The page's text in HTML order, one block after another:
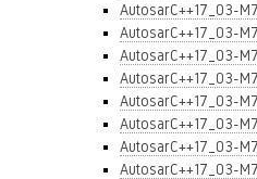
AutosarC++17_03-
AutosarC++17_03-
AutosarC++17_03-
AutosarC++17_03-
AutosarC++17_03-
AutosarC++17_03-
AutosarC++17_03-
AutosarC++17_03-